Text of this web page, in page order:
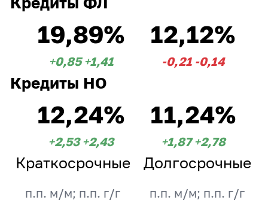
19,89%
+0,85 +1,41
12,12%
-0,21 -0,14
Кредиты НО
12,24%
+2,53 +2,43
11,24%
+1,87 +2,78
Краткосрочные Долгосрочные
п.п. м/м; п.п. г/г п.п. м/м; п.п. г/г